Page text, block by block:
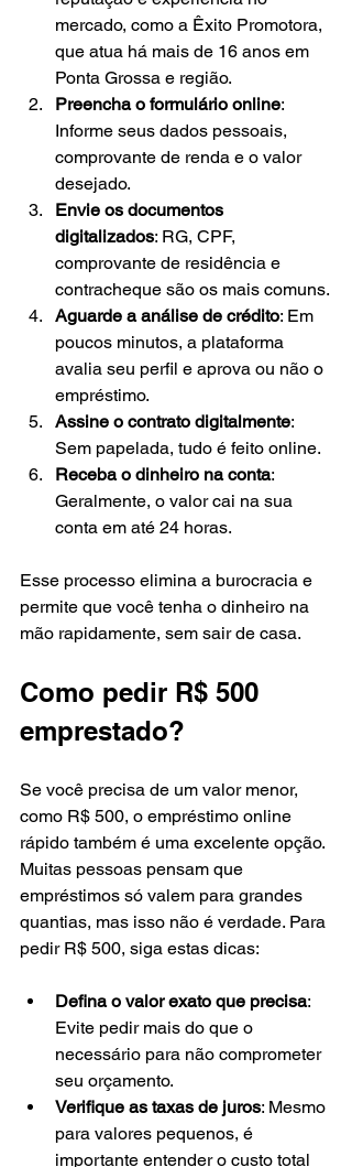
mercado, como a Êxito Promotora,
que atua há mais de 16 anos em
Ponta Grossa e região.
Preencha o formulário online:
Informe seus dados pessoais,
comprovante de renda e o valor
desejado.
Envie os documentos
digitalizados: RG, CPF,
comprovante de residência e
contracheque são os mais comuns.
Aguarde a análise de crédito: Em
poucos minutos, a plataforma
avalia seu perfil e aprova ou não o
empréstimo.
Assine o contrato digitalmente:
Sem papelada, tudo é feito online.
Receba o dinheiro na conta:
Geralmente, o valor cai na sua
conta em até 24 horas.
Esse processo elimina a burocracia e
permite que você tenha o dinheiro na
mão rapidamente, sem sair de casa.
Como pedir R$ 500
emprestado?
Se você precisa de um valor menor,
como R$ 500, o empréstimo online
rápido também é uma excelente opção.
Muitas pessoas pensam que
empréstimos só valem para grandes
quantias, mas isso não é verdade. Para
pedir R$ 500, siga estas dicas:
Defina o valor exato que precisa:
Evite pedir mais do que o
necessário para não comprometer
seu orçamento.
Verifique as taxas de juros: Mesmo
para valores pequenos, é
importante entender o custo total